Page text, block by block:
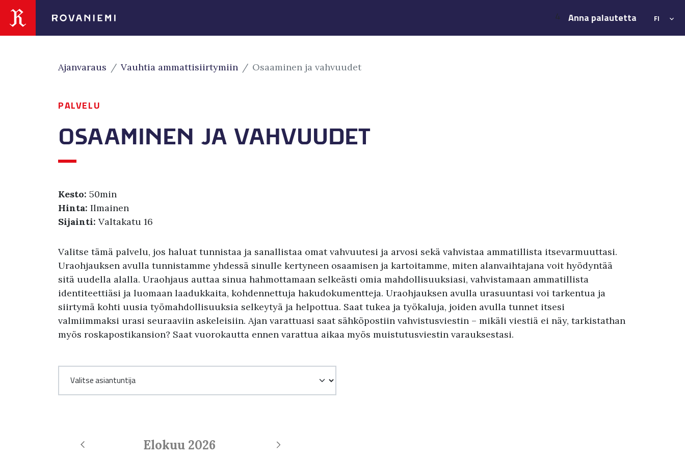
Siirry sivusisältöön
4 Anna palautetta FI
Ajanvaraus Vauhtia ammattisiirtymiin Osaaminen ja vahvuudet
PALVELU
OSAAMINEN JA VAHVUUDET
Kesto: 50min
Hinta: Ilmainen
Sijainti: Valtakatu 16
Valitse tämä palvelu, jos haluat tunnistaa ja sanallistaa omat vahvuutesi ja arvosi sekä vahvistaa ammatillista itsevarmuuttasi.
Uraohjauksen avulla tunnistamme yhdessä sinulle kertyneen osaamisen ja kartoitamme, miten alanvaihtajana voit hyödyntää
sitä uudella alalla. Uraohjaus auttaa sinua hahmottamaan selkeästi omia mahdollisuuksiasi, vahvistamaan ammatillista
identiteettiäsi ja luomaan laadukkaita, kohdennettuja hakudokumentteja. Uraohjauksen avulla urasuuntasi voi tarkentua ja
siirtymä kohti uusia työmahdollisuuksia selkeytyä ja helpottua. Saat tukea ja työkaluja, joiden avulla tunnet itsesi
valmiimmaksi urasi seuraaviin askeleisiin. Ajan varattuasi saat sähköpostiin vahvistusviestin – mikäli viestiä ei näy, tarkistathan
myös roskapostikansion? Saat vuorokautta ennen varattua aikaa myös muistutusviestin varauksestasi.
Elokuu 2026